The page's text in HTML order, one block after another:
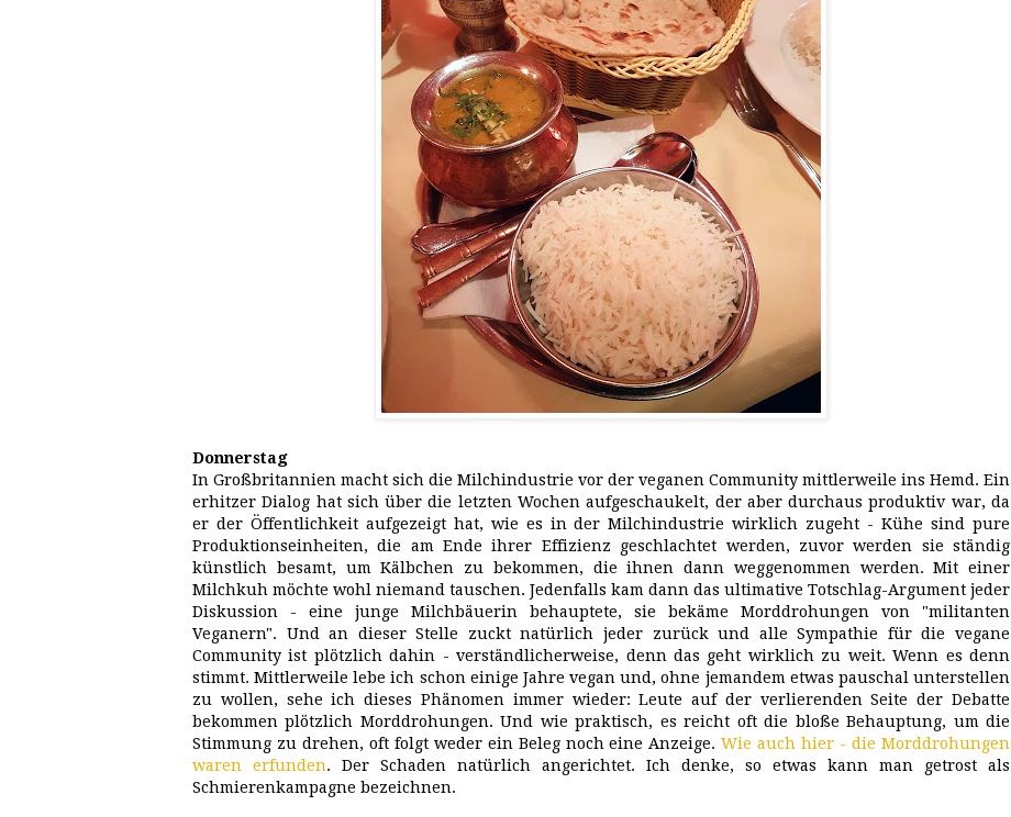
Donnerstag
In Großbritannien macht sich die Milchindustrie vor der veganen Community mittlerweile ins Hemd. Ein
erhitzer Dialog hat sich über die letzten Wochen aufgeschaukelt, der aber durchaus produktiv war, da
er der Öffentlichkeit aufgezeigt hat, wie es in der Milchindustrie wirklich zugeht - Kühe sind pure
Produktionseinheiten, die am Ende ihrer Effizienz geschlachtet werden, zuvor werden sie ständig
künstlich besamt, um Kälbchen zu bekommen, die ihnen dann weggenommen werden. Mit einer
Milchkuh möchte wohl niemand tauschen. Jedenfalls kam dann das ultimative Totschlag-Argument jeder
Diskussion - eine junge Milchbäuerin behauptete, sie bekäme Morddrohungen von "militanten
Veganern". Und an dieser Stelle zuckt natürlich jeder zurück und alle Sympathie für die vegane
Community ist plötzlich dahin - verständlicherweise, denn das geht wirklich zu weit. Wenn es denn
stimmt. Mittlerweile lebe ich schon einige Jahre vegan und, ohne jemandem etwas pauschal unterstellen
zu wollen, sehe ich dieses Phänomen immer wieder: Leute auf der verlierenden Seite der Debatte
bekommen plötzlich Morddrohungen. Und wie praktisch, es reicht oft die bloße Behauptung, um die
Stimmung zu drehen, oft folgt weder ein Beleg noch eine Anzeige.Wie auch hier - die Morddrohungen
waren erfunden. Der Schaden natürlich angerichtet. Ich denke, so etwas kann man getrost als
Schmierenkampagne bezeichnen.